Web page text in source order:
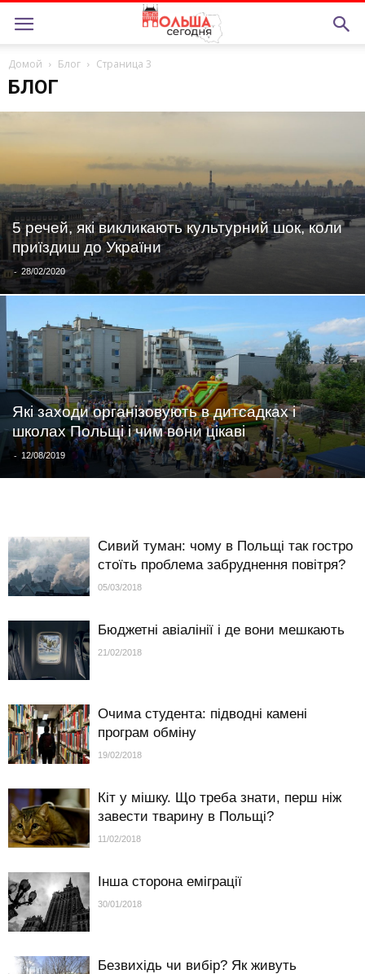
Домой Блог Страница 3
БЛОГ
5 речей, які викликають культурний шок, коли
приїздиш до України
- 28/02/2020
Які заходи організовують в дитсадках і
школах Польщі і чим вони цікаві
- 12/08/2019
Сивий туман: чому в Польщі так гостро
стоїть проблема забруднення повітря?
05/03/2018
Бюджетні авіалінії і де вони мешкають
21/02/2018
Очима студента: підводні камені
програм обміну
19/02/2018
Кіт у мішку. Що треба знати, перш ніж
завести тварину в Польщі?
11/02/2018
Iнша сторона еміграції
30/01/2018
Безвихідь чи вибір? Як живуть